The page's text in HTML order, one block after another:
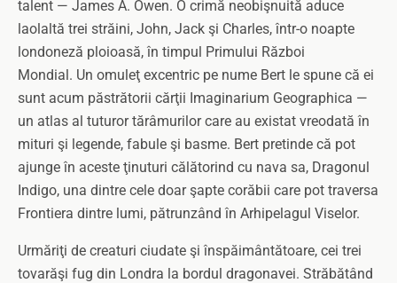
talent — James A. Owen. O crimă neobişnuită aduce
laolaltă trei străini, John, Jack şi Charles, într-o noapte
londoneză ploioasă, în timpul Primului Război
Mondial. Un omuleţ excentric pe nume Bert le spune că ei
sunt acum păstrătorii cărţii Imaginarium Geographica —
un atlas al tuturor tărâmurilor care au existat vreodată în
mituri şi legende, fabule şi basme. Bert pretinde că pot
ajunge în aceste ţinuturi călătorind cu nava sa, Dragonul
Indigo, una dintre cele doar şapte corăbii care pot traversa
Frontiera dintre lumi, pătrunzând în Arhipelagul Viselor.
Urmăriţi de creaturi ciudate şi înspăimântătoare, cei trei
tovarăşi fug din Londra la bordul dragonavei. Străbătând